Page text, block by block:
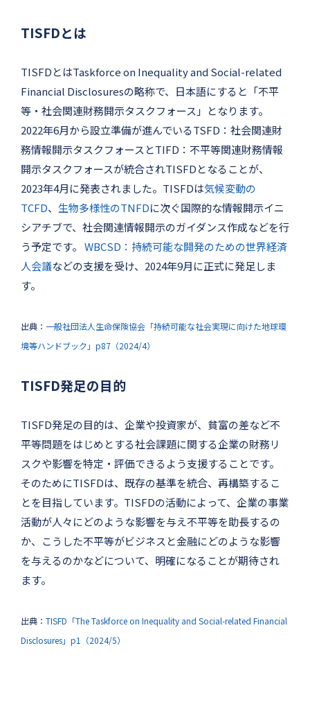
TISFDとは
TISFDとはTaskforce on Inequality and Social-related
Financial Disclosuresの略称で、日本語にすると「不平
等・社会関連財務開示タスクフォース」となります。
2022年6月から設立準備が進んでいるTSFD：社会関連財
務情報開示タスクフォースとTIFD：不平等関連財務情報
開示タスクフォースが統合されTISFDとなることが、
2023年4月に発表されました。TISFDは気候変動の
TCFD、 生物多様性のTNFDに次ぐ国際的な情報開示イニ
シアチブで、社会関連情報開示のガイダンス作成などを行
う予定です。 WBCSD：持続可能な開発のための世界経済
人会議などの支援を受け、2024年9月に正式に発足しま
す。
出典： 一般社団法人生命保険協会「持続可能な社会実現に向けた地球環
境等ハンドブック」p87（2024/4）
TISFD発足の目的
TISFD発足の⽬的は、企業や投資家が、貧富の差など不
平等問題をはじめとする社会課題に関する企業の財務リ
スクや影響を特定・評価できるよう⽀援することです。
そのためにTISFDは、既存の基準を統合、再構築するこ
とを目指しています。TISFDの活動によって、企業の事業
活動が⼈々にどのような影響を与え不平等を助⻑するの
か、こうした不平等がビジネスと⾦融にどのような影響
を与えるのかなどについて、明確になることが期待され
ます。
出典： TISFD「The Taskforce on Inequality and Social-related Financial
Disclosures」p1（2024/5）